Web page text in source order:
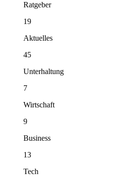
Ratgeber
19
Aktuelles
45
Unterhaltung
7
Wirtschaft
9
Business
13
Tech